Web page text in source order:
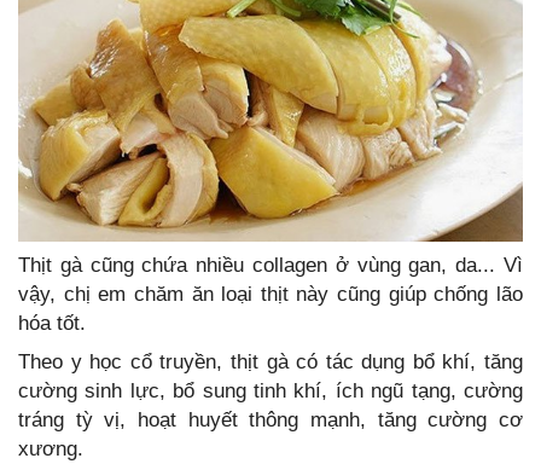
Thịt gà cũng chứa nhiều collagen ở vùng gan, da... Vì
vậy, chị em chăm ăn loại thịt này cũng giúp chống lão
hóa tốt.
Theo y học cổ truyền, thịt gà có tác dụng bổ khí, tăng
cường sinh lực, bổ sung tinh khí, ích ngũ tạng, cường
tráng tỳ vị, hoạt huyết thông mạnh, tăng cường cơ
xương.